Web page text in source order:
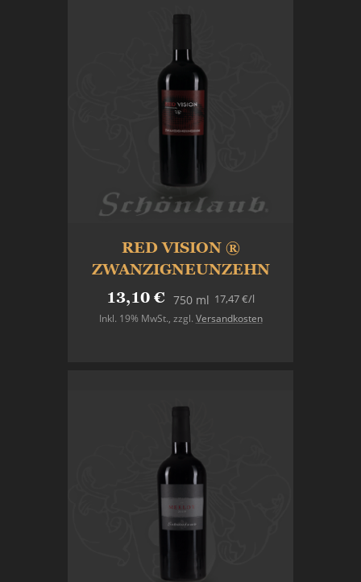
RED VISION ®
ZWANZIGNEUNZEHN
13,10 € 750 ml
Inkl. 19% MwSt., zzgl. Versandkosten
17,47 €/l